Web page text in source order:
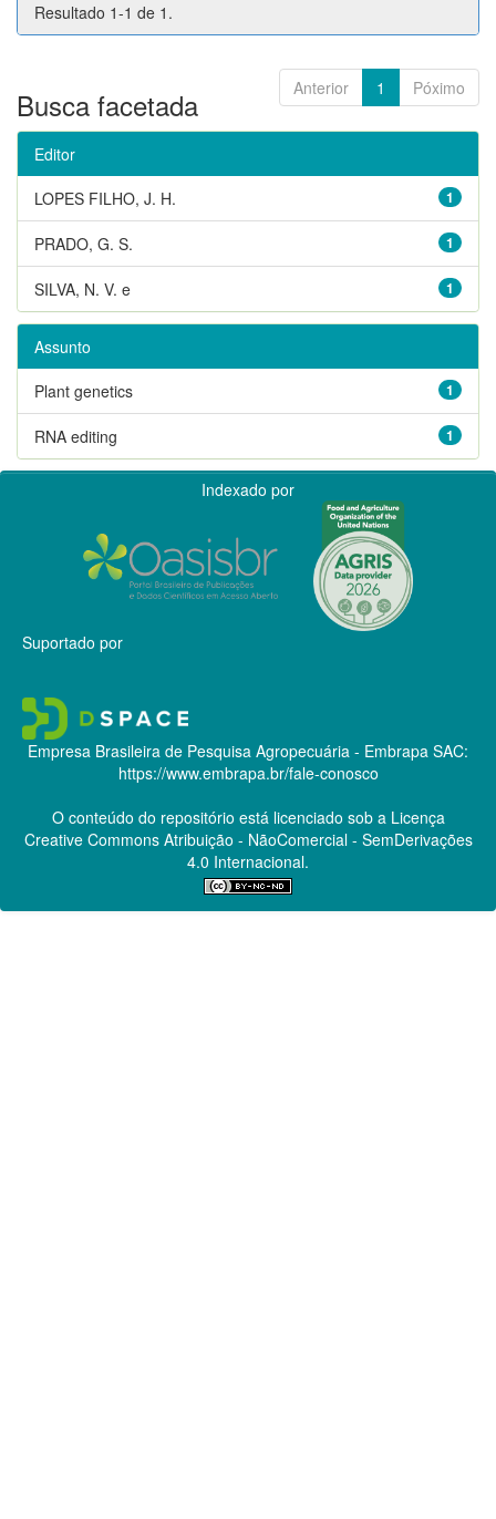
Resultado 1-1 de 1.
Anterior 1 Póximo
Busca facetada
Editor
1
LOPES FILHO, J. H.
1
PRADO, G. S.
1
SILVA, N. V. e
Assunto
1
Plant genetics
1
RNA editing
Indexado por
Suportado por
Empresa Brasileira de Pesquisa Agropecuária - Embrapa SAC:
https://www.embrapa.br/fale-conosco
O conteúdo do repositório está licenciado sob a Licença
Creative CommonsAtribuição - NãoComercial - SemDerivações
4.0 Internacional.